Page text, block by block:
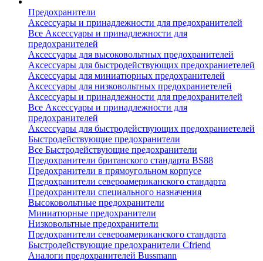
Предохранители
Аксессуары и принадлежности для предохранителей
Все Аксессуары и принадлежности для
предохранителей
Аксессуары для высоковольтных предохранителей
Аксессуары для быстродействующих предохраниетелей
Аксессуары для миниатюрных предохранителей
Аксессуары для низковольтных предохраниетелей
Аксессуары и принадлежности для предохранителей
Все Аксессуары и принадлежности для
предохранителей
Аксессуары для быстродействующих предохраниетелей
Быстродействующие предохранители
Все Быстродействующие предохранители
Предохранители британского стандарта BS88
Предохранители в прямоугольном корпусе
Предохранители североамериканского стандарта
Предохранители специального назначения
Высоковольтные предохранители
Миниатюрные предохранители
Низковольтные предохранители
Предохранители североамериканского стандарта
Быстродействующие предохранители Cfriend
Аналоги предохранителей Bussmann